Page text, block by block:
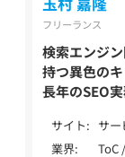
以上
フリーランス
検索エンジ
持つ異色の
長年のSEO
玉村 嘉隆 /
Yoshitaka
サイト
サー
ポレ
業界
ToC